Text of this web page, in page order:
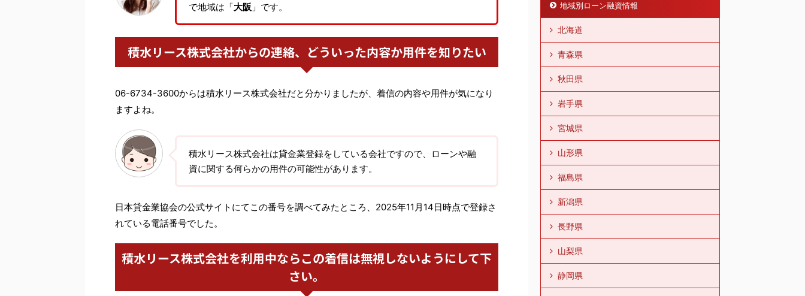
で地域は「大阪 」です。
積水リース株式会社からの連絡、どういった内容か用件を知りたい
06-6734-3600からは積水リース株式会社だと分かりましたが、着信の内容や用件が気になり
ますよね。
積水リース株式会社は貸金業登録をしている会社ですので、ローンや融
資に関する何らかの用件の可能性があります。
日本貸金業協会の公式サイトにてこの番号を調べてみたところ、2025年11月14日時点で登録さ
れている電話番号でした。
積水リース株式会社を利用中ならこの着信は無視しないようにして下
さい。
地域別ローン融資情報
北海道
青森県
秋田県
岩手県
宮城県
山形県
福島県
新潟県
長野県
山梨県
静岡県